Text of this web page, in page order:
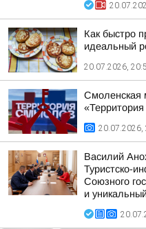
Как быстро
идеальный
20.07.2026,
Смоленская
20.07.2026,
Василий
Туристско-
Союзного
и